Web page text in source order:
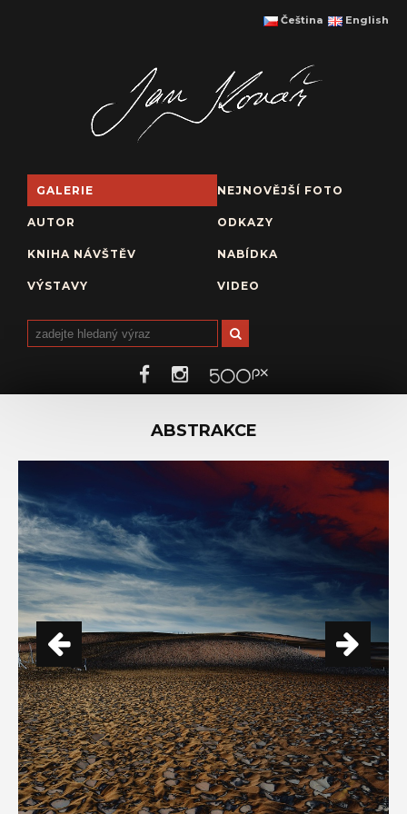
Čeština English
GALERIE NEJNOVĚJŠÍ FOTO
AUTOR ODKAZY
KNIHA NÁVŠTĚV NABÍDKA
VÝSTAVY VIDEO
ABSTRAKCE